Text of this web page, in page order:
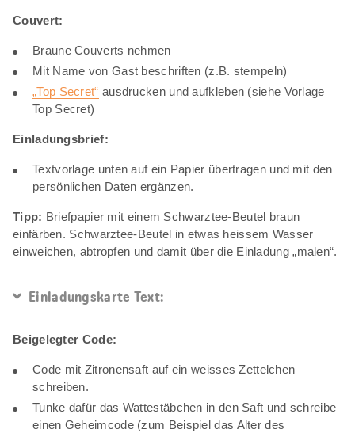
Couvert:
Braune Couverts nehmen
Mit Name von Gast beschriften (z.B. stempeln)
„Top Secret“ ausdrucken und aufkleben (siehe Vorlage
Top Secret)
Einladungsbrief:
Textvorlage unten auf ein Papier übertragen und mit den
persönlichen Daten ergänzen.
Tipp: Briefpapier mit einem Schwarztee-Beutel braun
einfärben. Schwarztee-Beutel in etwas heissem Wasser
einweichen, abtropfen und damit über die Einladung „malen“.
Einladungskarte Text:
Beigelegter Code:
Code mit Zitronensaft auf ein weisses Zettelchen
schreiben.
Tunke dafür das Wattestäbchen in den Saft und schreibe
einen Geheimcode (zum Beispiel das Alter des